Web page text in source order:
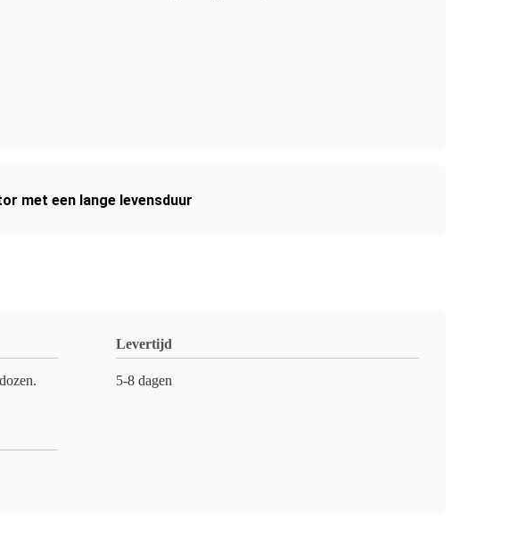
met een lange levensduur
Levertijd
5-8 dagen